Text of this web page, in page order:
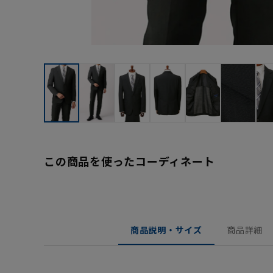
この商品を使ったコーディネート
商品説明・サイズ 商品詳細